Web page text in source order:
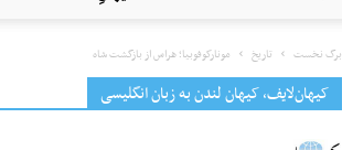
برگ نخست تاریخ مونارکوفوبیا؛ هراس از بازگشت شاه
کیهان‌لایف، کیهان لندن به زبان انگلیسی